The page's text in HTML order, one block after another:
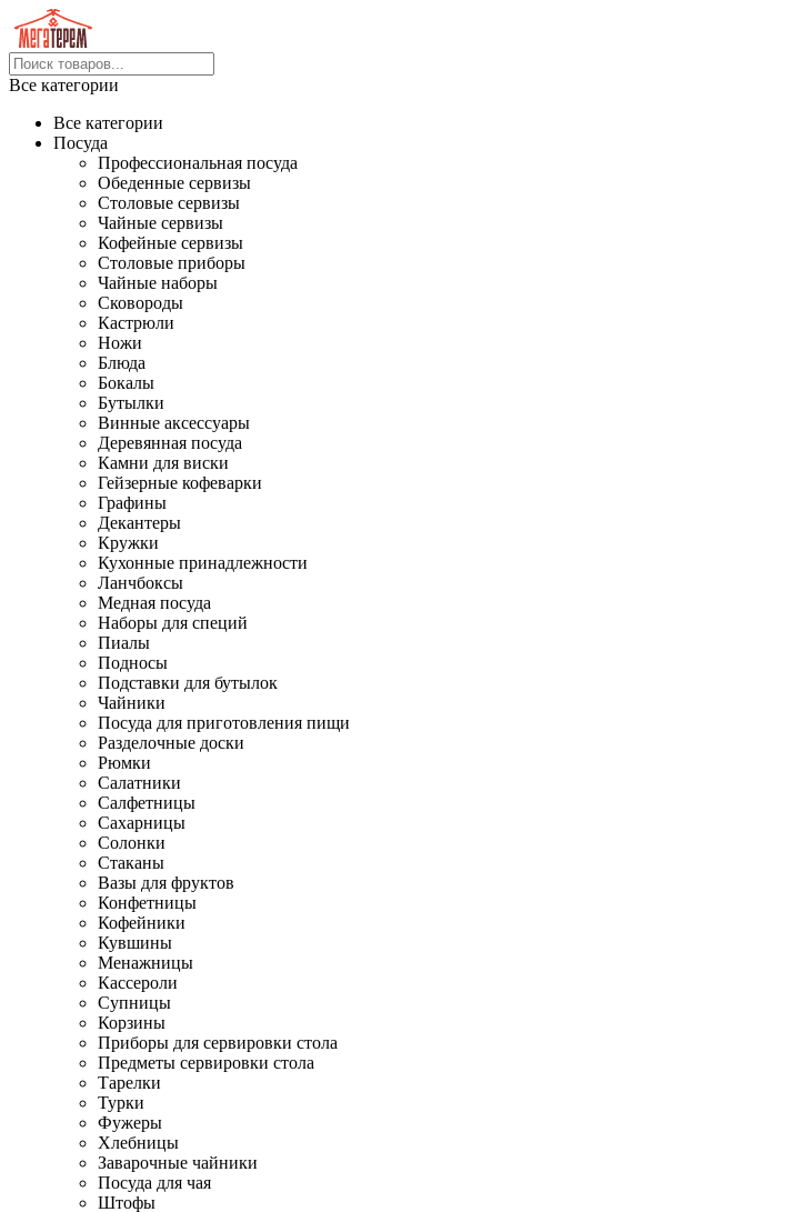
Все категории
Все категории
Посуда
Профессиональная посуда
Обеденные сервизы
Столовые сервизы
Чайные сервизы
Кофейные сервизы
Столовые приборы
Чайные наборы
Сковороды
Кастрюли
Ножи
Блюда
Бокалы
Бутылки
Винные аксессуары
Деревянная посуда
Камни для виски
Гейзерные кофеварки
Графины
Декантеры
Кружки
Кухонные принадлежности
Ланчбоксы
Медная посуда
Наборы для специй
Пиалы
Подносы
Подставки для бутылок
Чайники
Посуда для приготовления пищи
Разделочные доски
Рюмки
Салатники
Салфетницы
Сахарницы
Солонки
Стаканы
Вазы для фруктов
Конфетницы
Кофейники
Кувшины
Менажницы
Кассероли
Супницы
Корзины
Приборы для сервировки стола
Предметы сервировки стола
Тарелки
Турки
Фужеры
Хлебницы
Заварочные чайники
Посуда для чая
Штофы